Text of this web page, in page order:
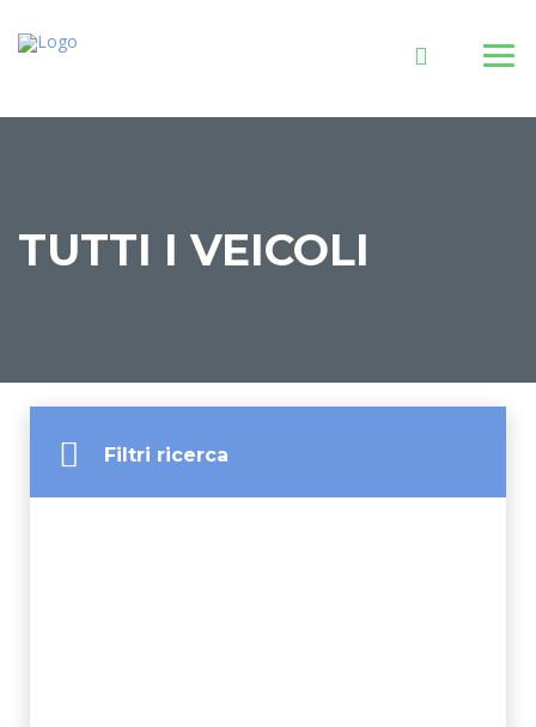
TUTTI I VEICOLI
Filtri ricerca